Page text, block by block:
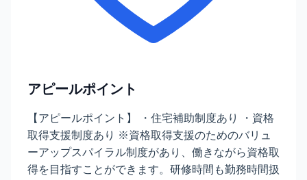
アピールポイント
【アピールポイント】 ・住宅補助制度あり ・資格
取得支援制度あり ※資格取得支援のためのバリュ
ーアップスパイラル制度があり、働きながら資格取
得を目指すことができます。研修時間も勤務時間扱